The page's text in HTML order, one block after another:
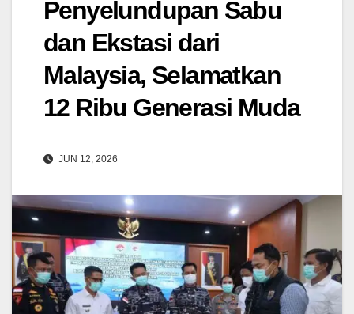
Penyelundupan Sabu
dan Ekstasi dari
Malaysia, Selamatkan
12 Ribu Generasi Muda
JUN 12, 2026